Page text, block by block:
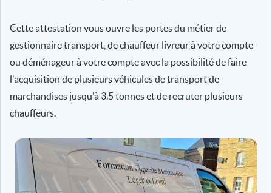
Cette attestation vous ouvre les portes du métier de
gestionnaire transport, de chauffeur livreur à votre compte
ou déménageur à votre compte avec la possibilité de faire
l'acquisition de plusieurs véhicules de transport de
marchandises jusqu'à 3.5 tonnes et de recruter plusieurs
chauffeurs.